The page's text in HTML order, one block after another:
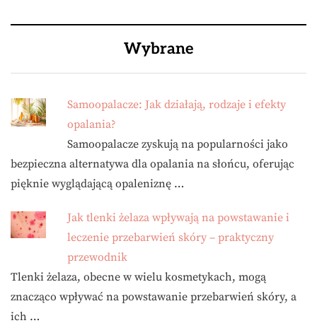
Wybrane
Samoopalacze: Jak działają, rodzaje i efekty
opalania?
Samoopalacze zyskują na popularności jako
bezpieczna alternatywa dla opalania na słońcu, oferując
pięknie wyglądającą opaleniznę …
Jak tlenki żelaza wpływają na powstawanie i
leczenie przebarwień skóry – praktyczny
przewodnik
Tlenki żelaza, obecne w wielu kosmetykach, mogą
znacząco wpływać na powstawanie przebarwień skóry, a
ich …